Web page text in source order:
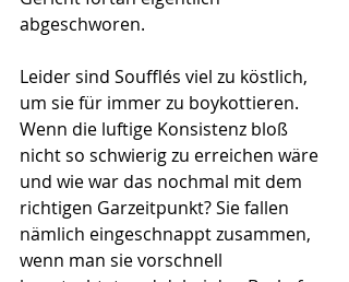
abgeschworen.
Leider sind Soufflés viel zu köstlich,
um sie für immer zu boykottieren.
Wenn die luftige Konsistenz bloß
nicht so schwierig zu erreichen wäre
und wie war das nochmal mit dem
richtigen Garzeitpunkt? Sie fallen
nämlich eingeschnappt zusammen,
wenn man sie vorschnell